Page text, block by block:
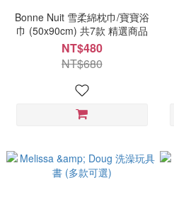
Bonne Nuit 雪柔綿枕巾/寶寶浴
巾 (50x90cm) 共7款 精選商品
NT$480
NT$680